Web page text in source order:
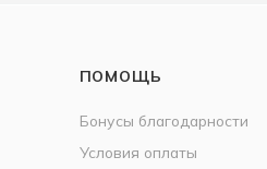
ПОМОЩЬ
Бонусы благодарности
Условия оплаты